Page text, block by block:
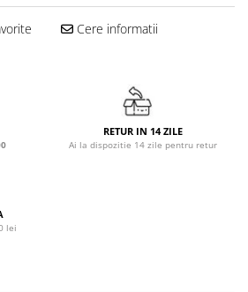
Cere informatii
RETUR IN 14 ZILE
Ai la dispozitie 14 zile pentru retur
lei